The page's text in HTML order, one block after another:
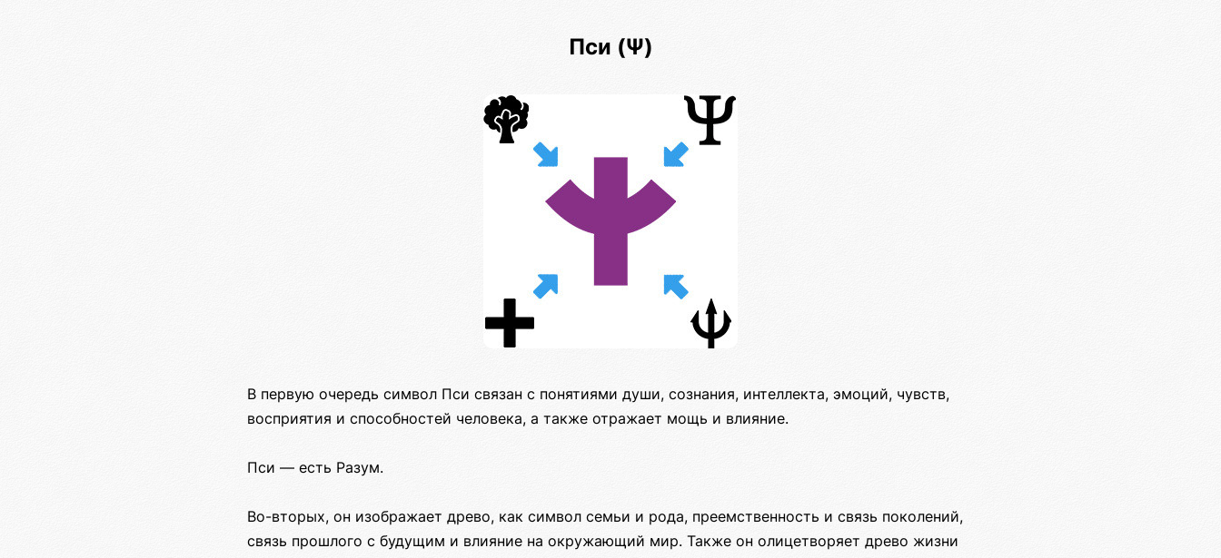
Пси (Ψ)
В первую очередь символ Пси связан с понятиями души, сознания, интеллекта, эмоций, чувств,
восприятия и способностей человека, а также отражает мощь и влияние.
Пси — есть Разум.
Во-вторых, он изображает древо, как символ семьи и рода, преемственность и связь поколений,
связь прошлого с будущим и влияние на окружающий мир. Также он олицетворяет древо жизни